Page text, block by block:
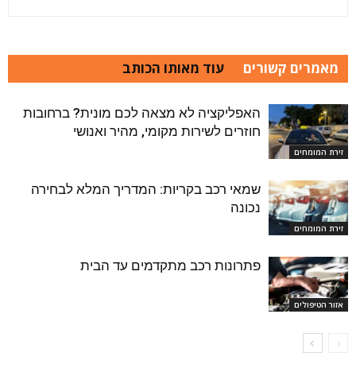
מאמרים קשורים עוד מאותו הכותב
זירת המומחים
האפליקציה לא מצאה לכם מונית? ברחובות
חוזרים לשירות מקומי, מהיר ואנושי
זירת המומחים
שמאי רכב בקריות: המדריך המלא לבחירה
נכונה
אזור הטיפולים
פתרונות רכב מתקדמים עד הבית